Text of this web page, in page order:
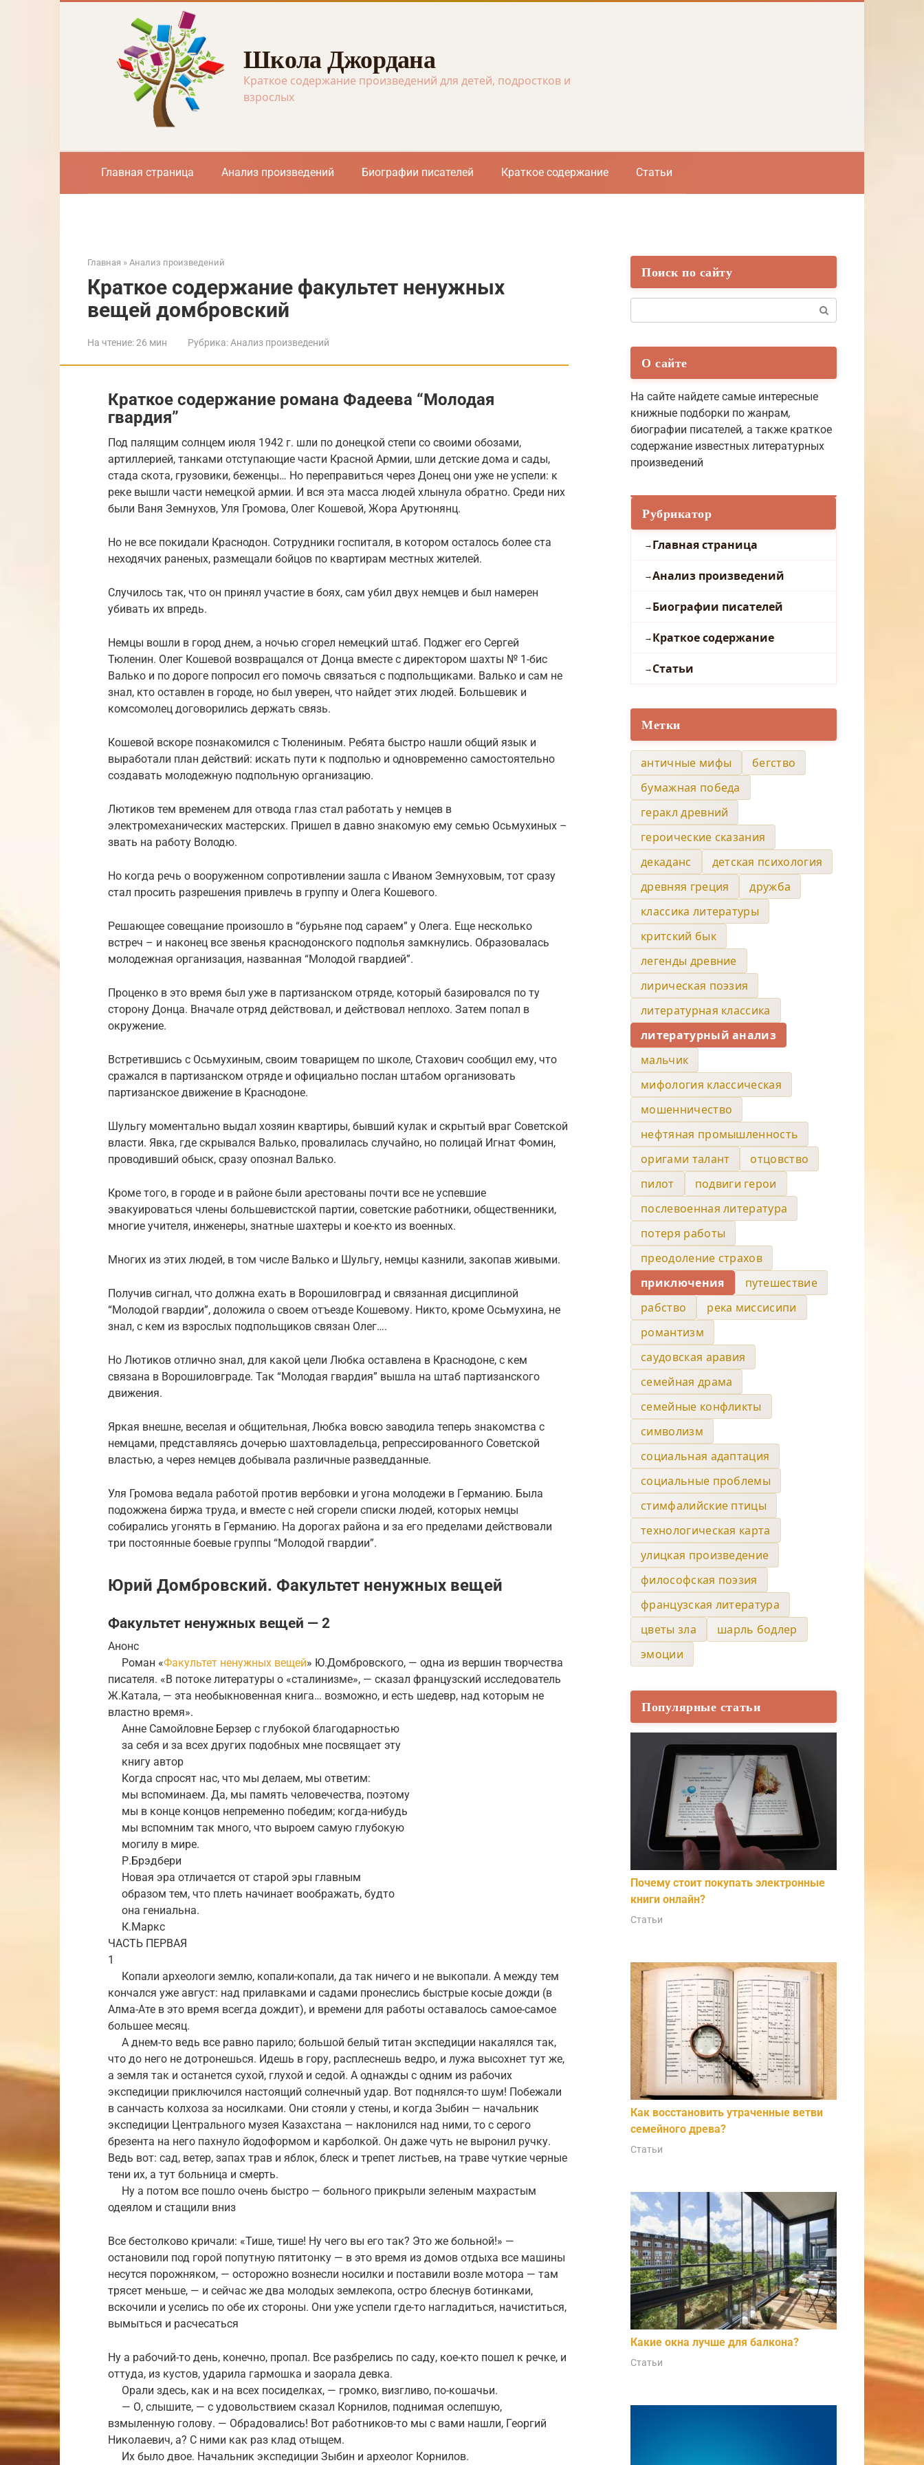
Школа Джордана
Краткое содержание произведений для детей, подростков и
взрослых
Главная страница Анализ произведений Биографии писателей Краткое содержание Статьи
Главная » Анализ произведений
Краткое содержание факультет ненужных
вещей домбровский
На чтение:26 мин Рубрика: Анализ произведений
Краткое содержание романа Фадеева “Молодая
гвардия”
Под палящим солнцем июля 1942 г. шли по донецкой степи со своими обозами,
артиллерией, танками отступающие части Красной Армии, шли детские дома и сады,
стада скота, грузовики, беженцы… Но переправиться через Донец они уже не успели: к
реке вышли части немецкой армии. И вся эта масса людей хлынула обратно. Среди них
были Ваня Земнухов, Уля Громова, Олег Кошевой, Жора Арутюнянц.
Но не все покидали Краснодон. Сотрудники госпиталя, в котором осталось более ста
неходячих раненых, размещали бойцов по квартирам местных жителей.
Случилось так, что он принял участие в боях, сам убил двух немцев и был намерен
убивать их впредь.
Немцы вошли в город днем, а ночью сгорел немецкий штаб. Поджег его Сергей
Тюленин. Олег Кошевой возвращался от Донца вместе с директором шахты № 1-бис
Валько и по дороге попросил его помочь связаться с подпольщиками. Валько и сам не
знал, кто оставлен в городе, но был уверен, что найдет этих людей. Большевик и
комсомолец договорились держать связь.
Кошевой вскоре познакомился с Тюлениным. Ребята быстро нашли общий язык и
выработали план действий: искать пути к подполью и одновременно самостоятельно
создавать молодежную подпольную организацию.
Лютиков тем временем для отвода глаз стал работать у немцев в
электромеханических мастерских. Пришел в давно знакомую ему семью Осьмухиных –
звать на работу Володю.
Но когда речь о вооруженном сопротивлении зашла с Иваном Земнуховым, тот сразу
стал просить разрешения привлечь в группу и Олега Кошевого.
Решающее совещание произошло в “бурьяне под сараем” у Олега. Еще несколько
встреч – и наконец все звенья краснодонского подполья замкнулись. Образовалась
молодежная организация, названная “Молодой гвардией”.
Проценко в это время был уже в партизанском отряде, который базировался по ту
сторону Донца. Вначале отряд действовал, и действовал неплохо. Затем попал в
окружение.
Встретившись с Осьмухиным, своим товарищем по школе, Стахович сообщил ему, что
сражался в партизанском отряде и официально послан штабом организовать
партизанское движение в Краснодоне.
Шульгу моментально выдал хозяин квартиры, бывший кулак и скрытый враг Советской
власти. Явка, где скрывался Валько, провалилась случайно, но полицай Игнат Фомин,
проводивший обыск, сразу опознал Валько.
Кроме того, в городе и в районе были арестованы почти все не успевшие
эвакуироваться члены большевистской партии, советские работники, общественники,
многие учителя, инженеры, знатные шахтеры и кое-кто из военных.
Многих из этих людей, в том числе Валько и Шульгу, немцы казнили, закопав живыми.
Получив сигнал, что должна ехать в Ворошиловград и связанная дисциплиной
“Молодой гвардии”, доложила о своем отъезде Кошевому. Никто, кроме Осьмухина, не
знал, с кем из взрослых подпольщиков связан Олег….
Но Лютиков отлично знал, для какой цели Любка оставлена в Краснодоне, с кем
связана в Ворошиловграде. Так “Молодая гвардия” вышла на штаб партизанского
движения.
Яркая внешне, веселая и общительная, Любка вовсю заводила теперь знакомства с
немцами, представляясь дочерью шахтовладельца, репрессированного Советской
властью, а через немцев добывала различные разведданные.
Уля Громова ведала работой против вербовки и угона молодежи в Германию. Была
подожжена биржа труда, и вместе с ней сгорели списки людей, которых немцы
собирались угонять в Германию. На дорогах района и за его пределами действовали
три постоянные боевые группы “Молодой гвардии”.
Юрий Домбровский. Факультет ненужных вещей
Факультет ненужных вещей — 2
Анонс
Роман «Факультет ненужных вещей» Ю.Домбровского, — одна из вершин творчества
писателя. «В потоке литературы о «сталинизме», — сказал французский исследователь
Ж.Катала, — эта необыкновенная книга… возможно, и есть шедевр, над которым не
властно время».
Анне Самойловне Берзер с глубокой благодарностью
за себя и за всех других подобных мне посвящает эту
книгу автор
Когда спросят нас, что мы делаем, мы ответим:
мы вспоминаем. Да, мы память человечества, поэтому
мы в конце концов непременно победим; когда-нибудь
мы вспомним так много, что выроем самую глубокую
могилу в мире.
Р.Брэдбери
Новая эра отличается от старой эры главным
образом тем, что плеть начинает воображать, будто
она гениальна.
К.Маркс
ЧАСТЬ ПЕРВАЯ
1
Копали археологи землю, копали-копали, да так ничего и не выкопали. А между тем
кончался уже август: над прилавками и садами пронеслись быстрые косые дожди (в
Алма-Ате в это время всегда дождит), и времени для работы оставалось самое-самое
большее месяц.
А днем-то ведь все равно парило; большой белый титан экспедиции накалялся так,
что до него не дотронешься. Идешь в гору, расплеснешь ведро, и лужа высохнет тут же,
а земля так и останется сухой, глухой и седой. А однажды с одним из рабочих
экспедиции приключился настоящий солнечный удар. Вот поднялся-то шум! Побежали
в санчасть колхоза за носилками. Они стояли у стены, и когда Зыбин — начальник
экспедиции Центрального музея Казахстана — наклонился над ними, то с серого
брезента на него пахнуло йодоформом и карболкой. Он даже чуть не выронил ручку.
Ведь вот: сад, ветер, запах трав и яблок, блеск и трепет листьев, на траве чуткие черные
тени их, а тут больница и смерть.
Ну а потом все пошло очень быстро — больного прикрыли зеленым махрастым
одеялом и стащили вниз
Все бестолково кричали: «Тише, тише! Ну чего вы его так? Это же больной!» —
остановили под горой попутную пятитонку — в это время из домов отдыха все машины
несутся порожняком, — осторожно вознесли носилки и поставили возле мотора — там
трясет меньше, — и сейчас же два молодых землекопа, остро блеснув ботинками,
вскочили и уселись по обе их стороны. Они уже успели где-то нагладиться, начиститься,
вымыться и расчесаться
Ну а рабочий-то день, конечно, пропал. Все разбрелись по саду, кое-кто пошел к речке, и
оттуда, из кустов, ударила гармошка и заорала девка.
Орали здесь, как и на всех посиделках, — громко, визгливо, по-кошачьи.
— О, слышите, — с удовольствием сказал Корнилов, поднимая ослепшую,
взмыленную голову. — Обрадовались! Вот работников-то мы с вами нашли, Георгий
Николаевич, а? С ними как раз клад отыщем.
Их было двое. Начальник экспедиции Зыбин и археолог Корнилов.
Поиск по сайту
О сайте
На сайте найдете самые интересные
книжные подборки по жанрам,
биографии писателей, а также краткое
содержание известных литературных
произведений
Рубрикатор
Главная страница
Анализ произведений
Биографии писателей
Краткое содержание
Статьи
Метки
античные мифы
бегство
бумажная победа
геракл древний
героические сказания
декаданс
детская психология
древняя греция
дружба
классика литературы
критский бык
легенды древние
лирическая поэзия
литературная классика
литературный анализ
мальчик
мифология классическая
мошенничество
нефтяная промышленность
оригами талант
отцовство
пилот
подвиги герои
послевоенная литература
потеря работы
преодоление страхов
приключения
путешествие
рабство
река миссисипи
романтизм
саудовская аравия
семейная драма
семейные конфликты
символизм
социальная адаптация
социальные проблемы
стимфалийские птицы
технологическая карта
улицкая произведение
философская поэзия
французская литература
цветы зла
шарль бодлер
эмоции
Популярные статьи
Почему стоит покупать электронные
книги онлайн?
Статьи
Как восстановить утраченные ветви
семейного древа?
Статьи
Какие окна лучше для балкона?
Статьи